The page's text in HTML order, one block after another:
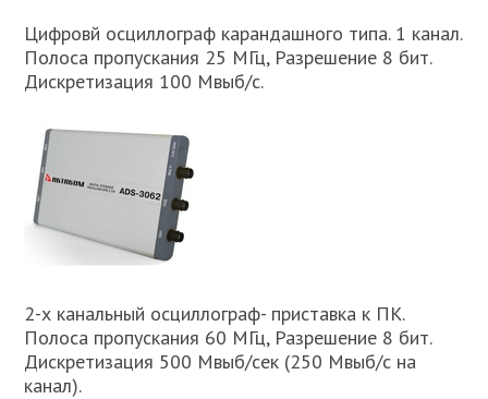
Цифровй осциллограф карандашного типа. 1 канал.
Полоса пропускания 25 МГц, Разрешение 8 бит.
Дискретизация 100 Мвыб/с.
2-х канальный осциллограф- приставка к ПК.
Полоса пропускания 60 МГц, Разрешение 8 бит.
Дискретизация 500 Мвыб/сек (250 Мвыб/с на
канал).